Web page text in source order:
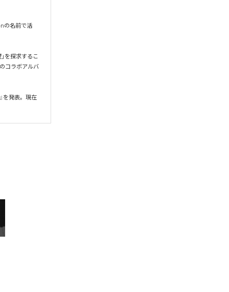
の名前で活
を探求するこ
コラボアルバ
を発表。現在